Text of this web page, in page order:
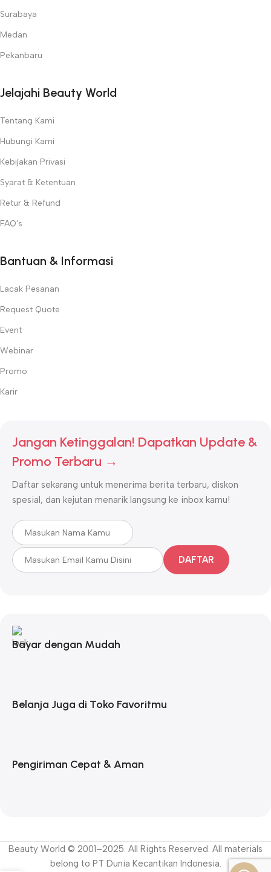
Surabaya
Medan
Pekanbaru
Jelajahi Beauty World
Tentang Kami
Hubungi Kami
Kebijakan Privasi
Syarat & Ketentuan
Retur & Refund
FAQ's
Bantuan & Informasi
Lacak Pesanan
Request Quote
Event
Webinar
Promo
Karir
Jangan Ketinggalan! Dapatkan Update &
Promo Terbaru →
Daftar sekarang untuk menerima berita terbaru, diskon
spesial, dan kejutan menarik langsung ke inbox kamu!
DAFTAR
Bayar dengan Mudah
Belanja Juga di Toko Favoritmu
Pengiriman Cepat & Aman
Beauty World © 2001–2025. All Rights Reserved. All materials
belong to PT Dunia Kecantikan Indonesia.